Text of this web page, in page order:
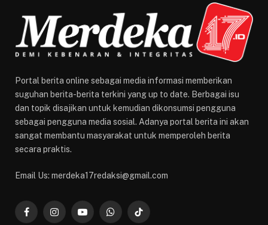
Portal berita online sebagai media informasi memberikan
suguhan berita-berita terkini yang up to date. Berbagai isu
dan topik disajikan untuk kemudian dikonsumsi pengguna
sebagai pengguna media sosial. Adanya portal berita ini akan
sangat membantu masyarakat untuk memperoleh berita
secara praktis.
Email Us: merdeka17redaksi@gmail.com
FacebookInstagramYouTubeWhatsAppTikTok